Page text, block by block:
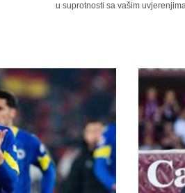
u suprotnosti sa vašim